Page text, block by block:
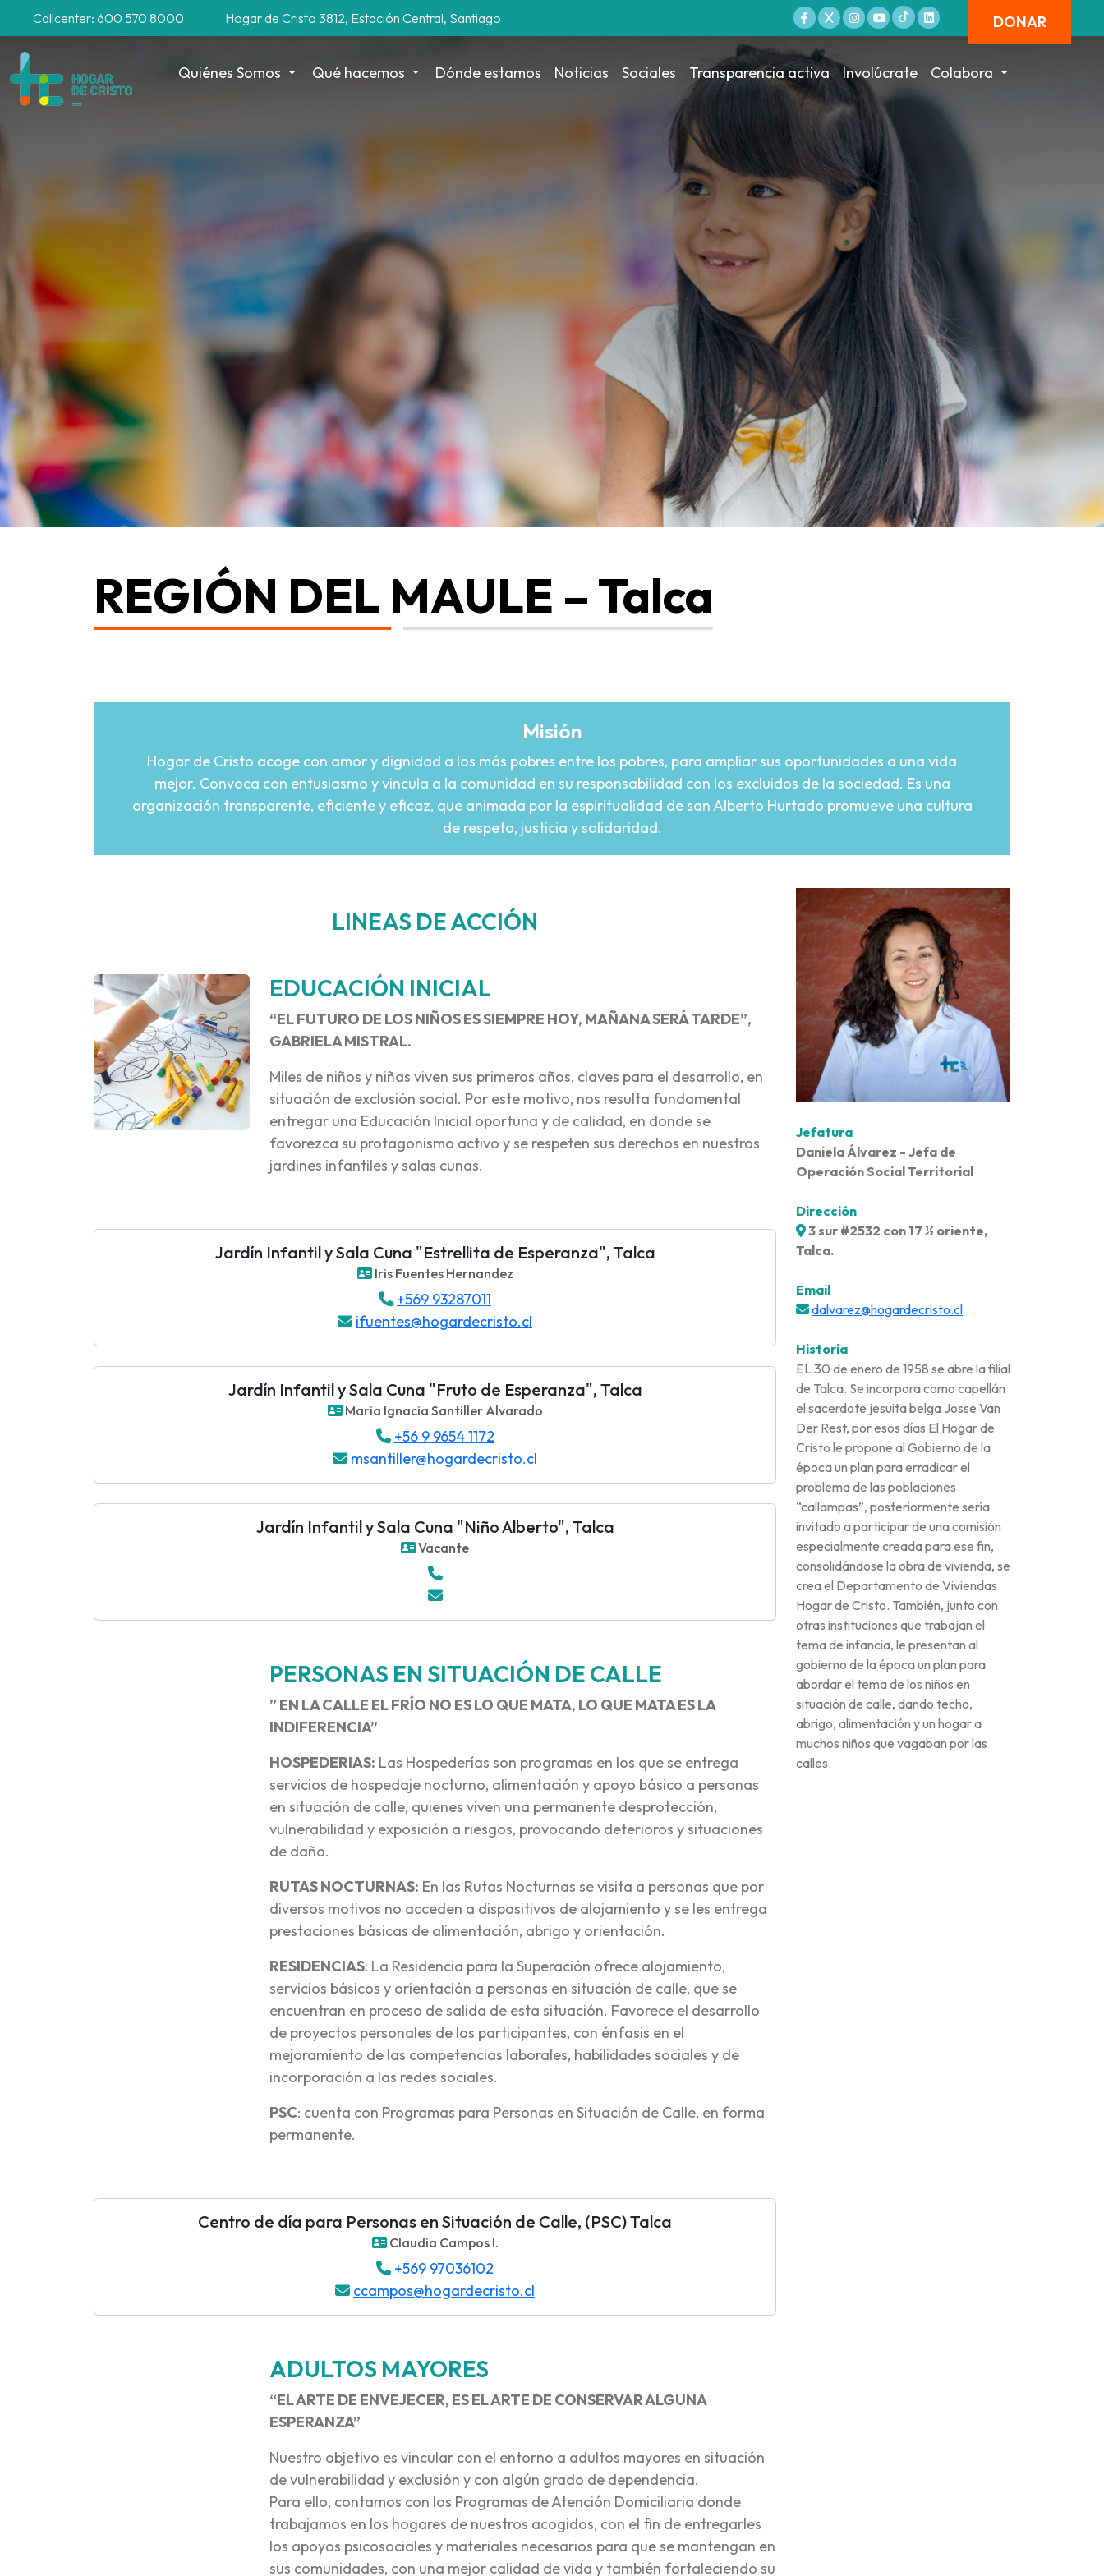
Callcenter: 600 570 8000 Hogar de Cristo 3812, Estación Central, Santiago DONAR
Quiénes Somos Qué hacemos Dónde estamos Noticias Sociales Transparencia activa Involúcrate Colabora
REGIÓN DEL MAULE – Talca
Misión
Hogar de Cristo acoge con amor y dignidad a los más pobres entre los pobres, para ampliar sus oportunidades a una vida
mejor. Convoca con entusiasmo y vincula a la comunidad en su responsabilidad con los excluidos de la sociedad. Es una
organización transparente, eficiente y eficaz, que animada por la espiritualidad de san Alberto Hurtado promueve una cultura
de respeto, justicia y solidaridad.
LINEAS DE ACCIÓN
EDUCACIÓN INICIAL
“EL FUTURO DE LOS NIÑOS ES SIEMPRE HOY, MAÑANA SERÁ TARDE”,
GABRIELA MISTRAL.
Miles de niños y niñas viven sus primeros años, claves para el desarrollo, en
situación de exclusión social. Por este motivo, nos resulta fundamental
entregar una Educación Inicial oportuna y de calidad, en donde se
favorezca su protagonismo activo y se respeten sus derechos en nuestros
jardines infantiles y salas cunas.
Jardín Infantil y Sala Cuna "Estrellita de Esperanza", Talca
Iris Fuentes Hernandez
+569 93287011
ifuentes@hogardecristo.cl
Jardín Infantil y Sala Cuna "Fruto de Esperanza", Talca
Maria Ignacia Santiller Alvarado
+56 9 9654 1172
msantiller@hogardecristo.cl
Jardín Infantil y Sala Cuna "Niño Alberto", Talca
Vacante
PERSONAS EN SITUACIÓN DE CALLE
” EN LA CALLE EL FRÍO NO ES LO QUE MATA, LO QUE MATA ES LA
INDIFERENCIA”
HOSPEDERIAS: Las Hospederías son programas en los que se entrega
servicios de hospedaje nocturno, alimentación y apoyo básico a personas
en situación de calle, quienes viven una permanente desprotección,
vulnerabilidad y exposición a riesgos, provocando deterioros y situaciones
de daño.
RUTAS NOCTURNAS: En las Rutas Nocturnas se visita a personas que por
diversos motivos no acceden a dispositivos de alojamiento y se les entrega
prestaciones básicas de alimentación, abrigo y orientación.
RESIDENCIAS: La Residencia para la Superación ofrece alojamiento,
servicios básicos y orientación a personas en situación de calle, que se
encuentran en proceso de salida de esta situación. Favorece el desarrollo
de proyectos personales de los participantes, con énfasis en el
mejoramiento de las competencias laborales, habilidades sociales y de
incorporación a las redes sociales.
PSC: cuenta con Programas para Personas en Situación de Calle, en forma
permanente.
Centro de día para Personas en Situación de Calle, (PSC) Talca
Claudia Campos I.
+569 97036102
ccampos@hogardecristo.cl
ADULTOS MAYORES
“EL ARTE DE ENVEJECER, ES EL ARTE DE CONSERVAR ALGUNA
ESPERANZA”
Nuestro objetivo es vincular con el entorno a adultos mayores en situación
de vulnerabilidad y exclusión y con algún grado de dependencia.
Para ello, contamos con los Programas de Atención Domiciliaria donde
trabajamos en los hogares de nuestros acogidos, con el fin de entregarles
los apoyos psicosociales y materiales necesarios para que se mantengan en
sus comunidades, con una mejor calidad de vida y también fortaleciendo su
Jefatura
Daniela Álvarez - Jefa de
Operación Social Territorial
Dirección
3 sur #2532 con 17 ½ oriente,
Talca.
Email
dalvarez@hogardecristo.cl
Historia
EL 30 de enero de 1958 se abre la filial
de Talca. Se incorpora como capellán
el sacerdote jesuita belga Josse Van
Der Rest, por esos días El Hogar de
Cristo le propone al Gobierno de la
época un plan para erradicar el
problema de las poblaciones
“callampas”, posteriormente sería
invitado a participar de una comisión
especialmente creada para ese fin,
consolidándose la obra de vivienda, se
crea el Departamento de Viviendas
Hogar de Cristo. También, junto con
otras instituciones que trabajan el
tema de infancia, le presentan al
gobierno de la época un plan para
abordar el tema de los niños en
situación de calle, dando techo,
abrigo, alimentación y un hogar a
muchos niños que vagaban por las
calles.